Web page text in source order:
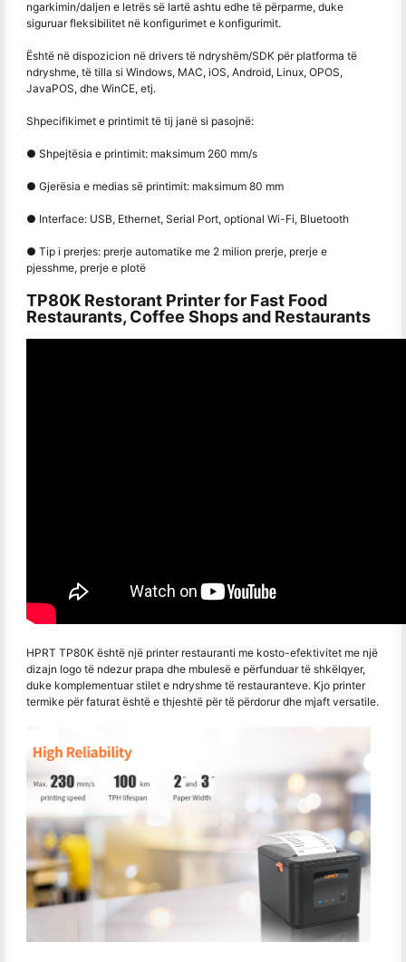
ngarkimin/daljen e letrës së lartë ashtu edhe të përparme, duke
siguruar fleksibilitet në konfigurimet e konfigurimit.
Është në dispozicion në drivers të ndryshëm/SDK për platforma të
ndryshme, të tilla si Windows, MAC, iOS, Android, Linux, OPOS,
JavaPOS, dhe WinCE, etj.
Shpecifikimet e printimit të tij janë si pasojnë:
● Shpejtësia e printimit: maksimum 260 mm/s
● Gjerësia e medias së printimit: maksimum 80 mm
● Interface: USB, Ethernet, Serial Port, optional Wi-Fi, Bluetooth
● Tip i prerjes: prerje automatike me 2 milion prerje, prerje e
pjesshme, prerje e plotë
TP80K Restorant Printer for Fast Food
Restaurants, Coffee Shops and Restaurants
HPRT TP80K është një printer restauranti me kosto-efektivitet me një
dizajn logo të ndezur prapa dhe mbulesë e përfunduar të shkëlqyer,
duke komplementuar stilet e ndryshme të restauranteve. Kjo printer
termike për faturat është e thjeshtë për të përdorur dhe mjaft versatile.